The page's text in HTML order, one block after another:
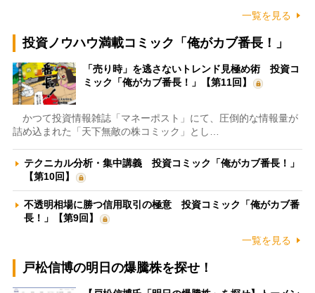
一覧を見る
投資ノウハウ満載コミック「俺がカブ番長！」
「売り時」を逃さないトレンド見極め術 投資コ
ミック「俺がカブ番長！」【第11回】
かつて投資情報雑誌「マネーポスト」にて、圧倒的な情報量が
詰め込まれた「天下無敵の株コミック」とし…
テクニカル分析・集中講義 投資コミック「俺がカブ番長！」
【第10回】
不透明相場に勝つ信用取引の極意 投資コミック「俺がカブ番
長！」【第9回】
一覧を見る
戸松信博の明日の爆騰株を探せ！